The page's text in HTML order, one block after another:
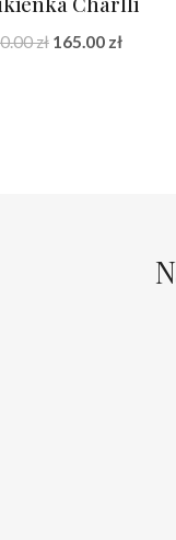
zł Pierwotna
165.00 złAktualna